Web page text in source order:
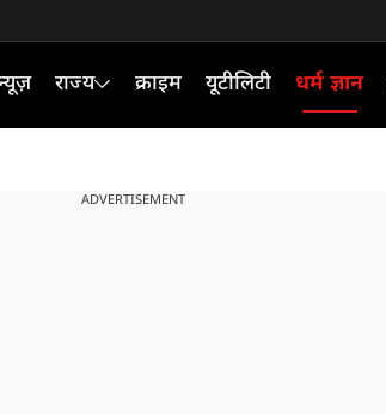
राज्य क्राइम यूटीलिटी धर्म ज्ञान
ADVERTISEMENT